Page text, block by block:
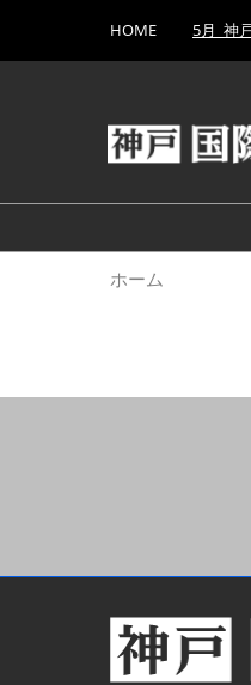
キ
し
て
to
HOME 5月_神
ホーム